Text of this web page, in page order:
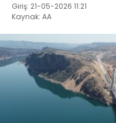
Giriş: 21-05-2026 11:21
Kaynak: AA